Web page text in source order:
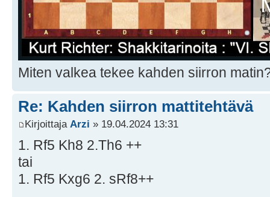
Miten valkea tekee kahden siirron
Re: Kahden siirron mattitehtävä
Kirjoittaja Arzi » 19.04.2024 13:31
1. Rf5 Kh8 2.Th6 ++
tai
1. Rf5 Kxg6 2. sRf8++